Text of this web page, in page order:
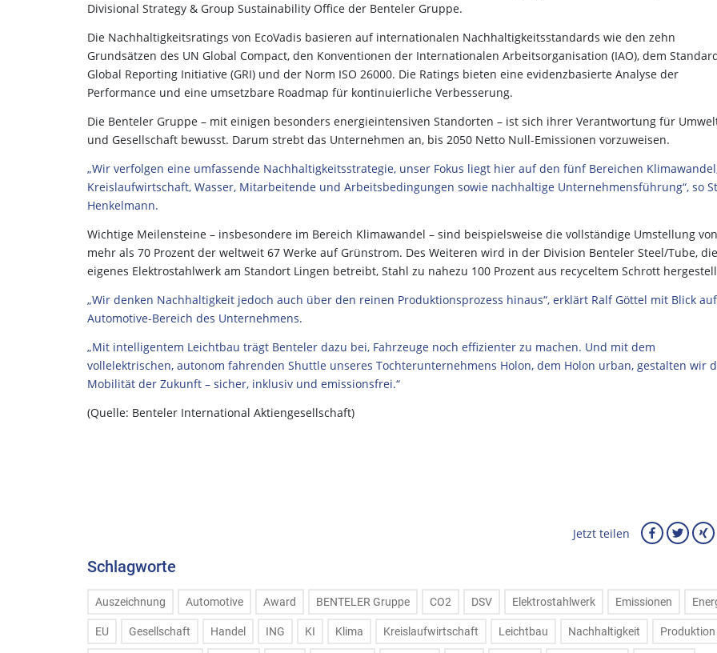
Divisional Strategy & Group Sustainability Office der Benteler Gruppe.
Die Nachhaltigkeitsratings von EcoVadis basieren auf internationalen Nachhaltigkeitsstandards wie den zehn
Grundsätzen des UN Global Compact, den Konventionen der Internationalen Arbeitsorganisation (IAO), dem
Global Reporting Initiative (GRI) und der Norm ISO 26000. Die Ratings bieten eine evidenzbasierte Analyse der
Performance und eine umsetzbare Roadmap für kontinuierliche Verbesserung.
Die Benteler Gruppe – mit einigen besonders energieintensiven Standorten – ist sich ihrer Verantwortung für
und Gesellschaft bewusst. Darum strebt das Unternehmen an, bis 2050 Netto Null-Emissionen vorzuweisen.
„Wir verfolgen eine umfassende Nachhaltigkeitsstrategie, unser Fokus liegt hier auf den fünf Bereichen
Kreislaufwirtschaft, Wasser, Mitarbeitende und Arbeitsbedingungen sowie nachhaltige Unternehmensführung“, so
Henkelmann.
Wichtige Meilensteine – insbesondere im Bereich Klimawandel – sind beispielsweise die vollständige Umstellung von
mehr als 70 Prozent der weltweit 67 Werke auf Grünstrom. Des Weiteren wird in der Division Benteler Steel/Tube,
eigenes Elektrostahlwerk am Standort Lingen betreibt, Stahl zu nahezu 100 Prozent aus recyceltem Schrott
„Wir denken Nachhaltigkeit jedoch auch über den reinen Produktionsprozess hinaus“, erklärt Ralf Göttel mit Blick
Automotive-Bereich des Unternehmens.
„Mit intelligentem Leichtbau trägt Benteler dazu bei, Fahrzeuge noch effizienter zu machen. Und mit dem
vollelektrischen, autonom fahrenden Shuttle unseres Tochterunternehmens Holon, dem Holon urban, gestalten wir
Mobilität der Zukunft – sicher, inklusiv und emissionsfrei.“
(Quelle: Benteler International Aktiengesellschaft)
Jetzt teilen
Schlagworte
Auszeichnung Automotive Award BENTELER Gruppe CO2 DSV Elektrostahlwerk Emissionen
EU Gesellschaft Handel ING KI Klima Kreislaufwirtschaft Leichtbau Nachhaltigkeit Produktion